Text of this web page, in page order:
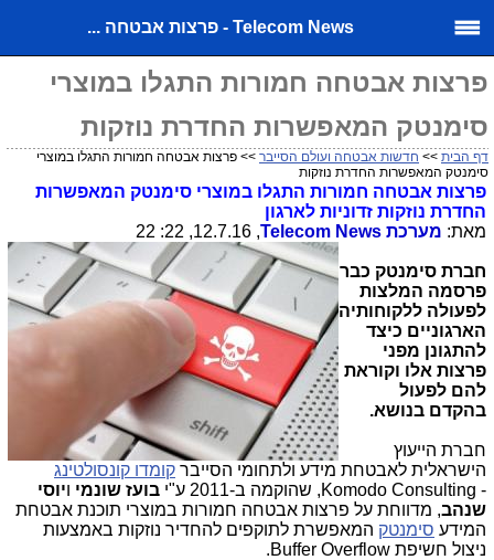
Telecom News - פרצות אבטחה ...
פרצות אבטחה חמורות התגלו במוצרי
סימנטק המאפשרות החדרת נוזקות
דף הבית >> חדשות אבטחה ועולם הסייבר >> פרצות אבטחה חמורות התגלו במוצרי
סימנטק המאפשרות החדרת נוזקות
פרצות אבטחה חמורות התגלו במוצרי סימנטק המאפשרות
החדרת נוזקות זדוניות לארגון
מאת: מערכת Telecom News
, 12.7.16, 22: 22
חברת סימנטק כבר
פרסמה המלצות
לפעולה ללקוחותיה
הארגוניים כיצד
להתגונן מפני
פרצות אלו וקוראת
להם לפעול
בהקדם בנושא.
חברת הייעוץ
הישראלית לאבטחת מידע ולתחומי הסייבר קומדו קונסולטינג
-
,Komodo Consulting שהוקמה ב-2011 ע"י בועז שונמי ויוסי
שנהב, מדווחת על פרצות אבטחה חמורות במוצרי תוכנת אבטחת
המידע סימנטק המאפשרת לתוקפים להחדיר נוזקות באמצעות
ניצול חשיפת Buffer Overflow
.